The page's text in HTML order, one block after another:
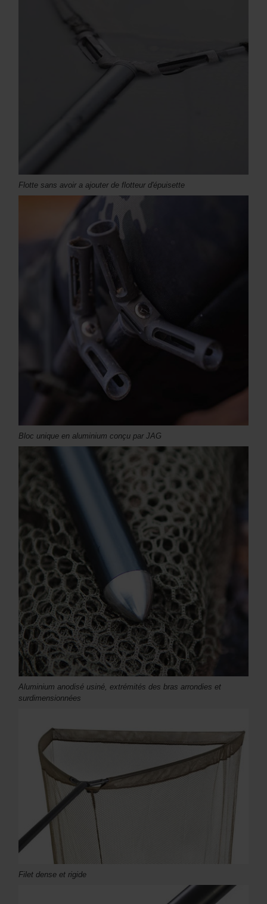
Flotte sans avoir a ajouter de flotteur d'épuisette
Bloc unique en aluminium conçu par JAG
Aluminium anodisé usiné, extrémités des bras arrondies et
surdimensionnées
Filet dense et rigide